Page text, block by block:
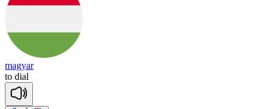
magyar
to dial